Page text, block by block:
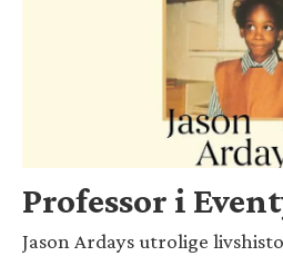
Professor i
Jason Ardays utrolige